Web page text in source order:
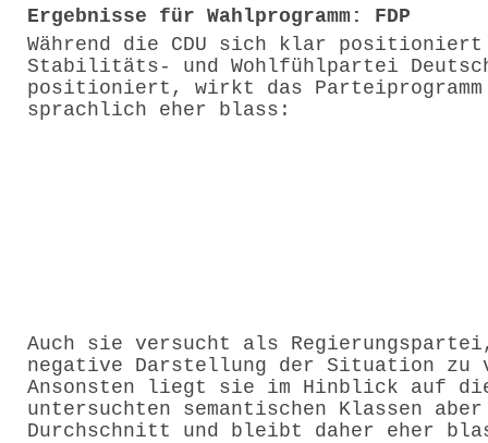
Ergebnisse für Wahlprogramm: FDP
Während die CDU sich klar
Stabilitäts- und Wohlfühlpartei
positioniert, wirkt das Parteiprogramm
sprachlich eher blass:
Auch sie versucht als
negative Darstellung der Situation zu
Ansonsten liegt sie im Hinblick auf
untersuchten semantischen Klassen
Durchschnitt und bleibt daher eher